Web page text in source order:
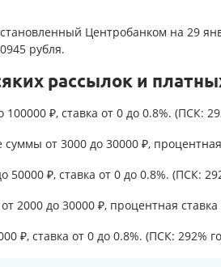
Центробанком на 29
рубля.
рассылок и
100000 ₽, ставка от 0 до 0.8%. (ПСК:
от 3000 до 30000 ₽,
50000 ₽, ставка от 0 до 0.8%. (ПСК:
2000 до 30000 ₽, процентная
₽, ставка от 0 до 0.8%. (ПСК: 292%